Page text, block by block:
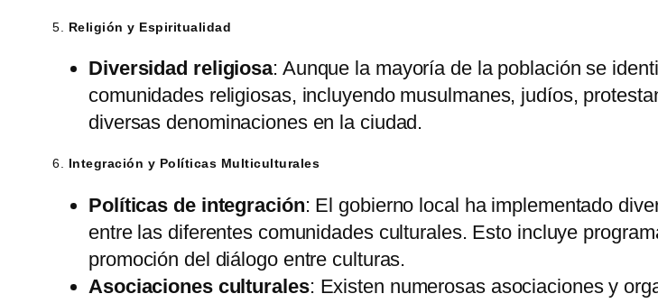
5. Religión y Espiritualidad
Diversidad religiosa: Aunque la mayoría de la población se
comunidades religiosas, incluyendo musulmanes, judíos,
diversas denominaciones en la ciudad.
6. Integración y Políticas Multiculturales
Políticas de integración: El gobierno local ha implementado
entre las diferentes comunidades culturales. Esto incluye
promoción del diálogo entre culturas.
Asociaciones culturales: Existen numerosas asociaciones y